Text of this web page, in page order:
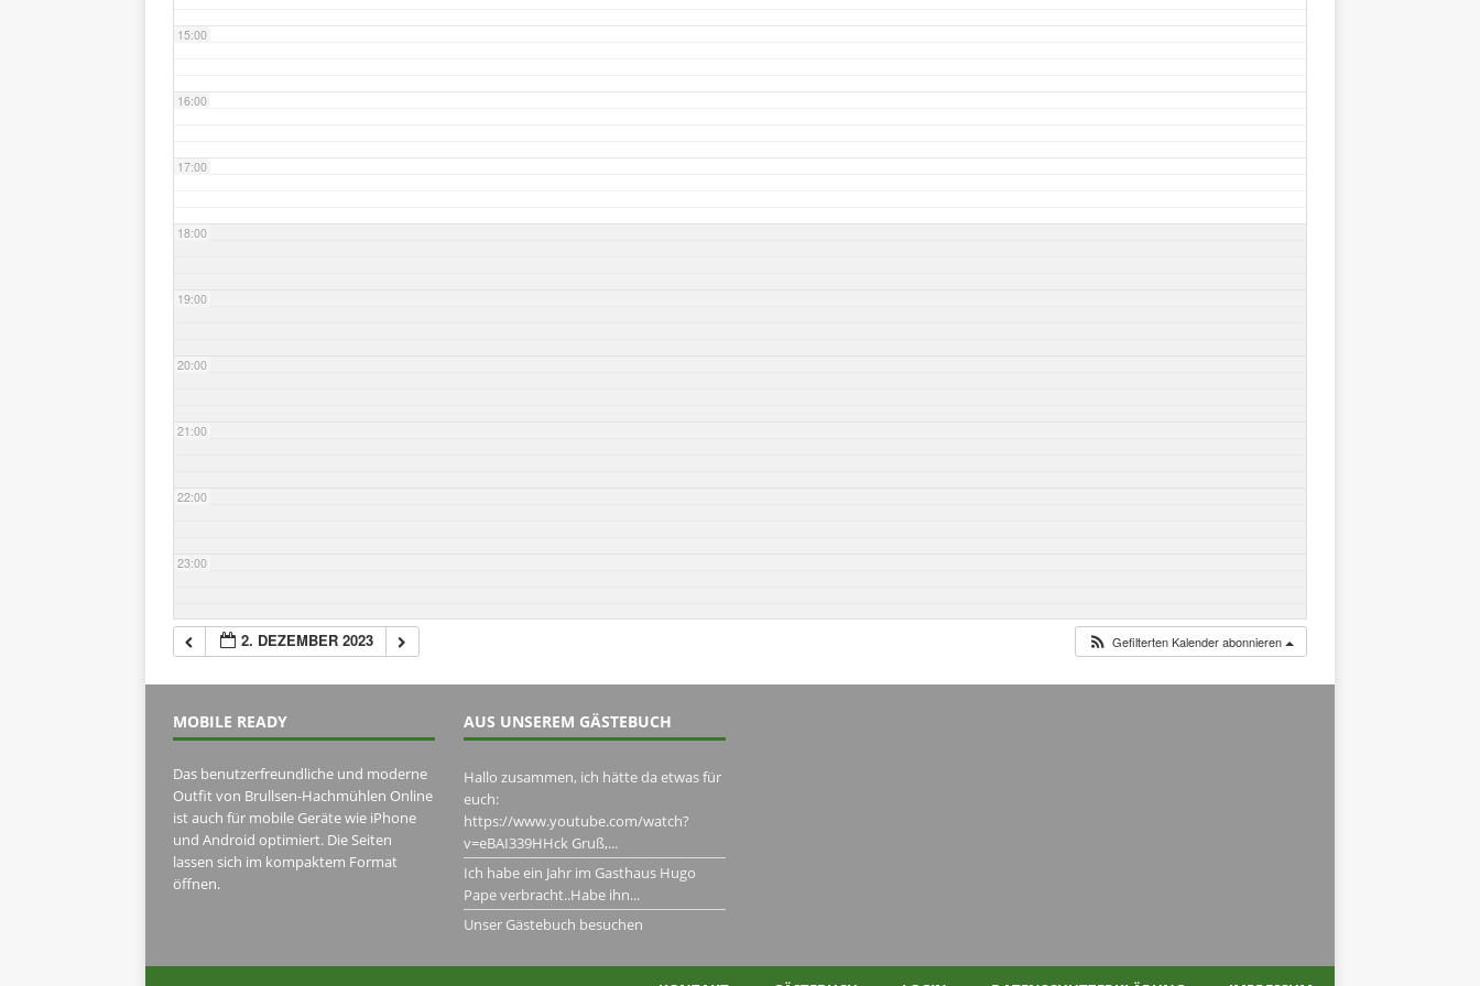
15:00
16:00
17:00
18:00
19:00
20:00
21:00
22:00
23:00
2. DEZEMBER 2023 Gefilterten Kalender abonnieren
MOBILE READY
Das benutzerfreundliche und moderne
Outfit von Brullsen-Hachmühlen Online
ist auch für mobile Geräte wie iPhone
und Android optimiert. Die Seiten
lassen sich im kompaktem Format
öffnen.
AUS UNSEREM GÄSTEBUCH
Hallo zusammen, ich hätte da etwas für
euch:
https://www.youtube.com/watch?
v=eBAI339HHck Gruß,...
Ich habe ein Jahr im Gasthaus Hugo
Pape verbracht..Habe ihn...
Unser Gästebuch besuchen